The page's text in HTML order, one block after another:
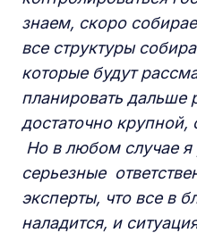
знаем, скоро
все структуры
которые будут
планировать дальше
достаточно
Но в любом случае
серьезные
эксперты, что все в
наладится, и